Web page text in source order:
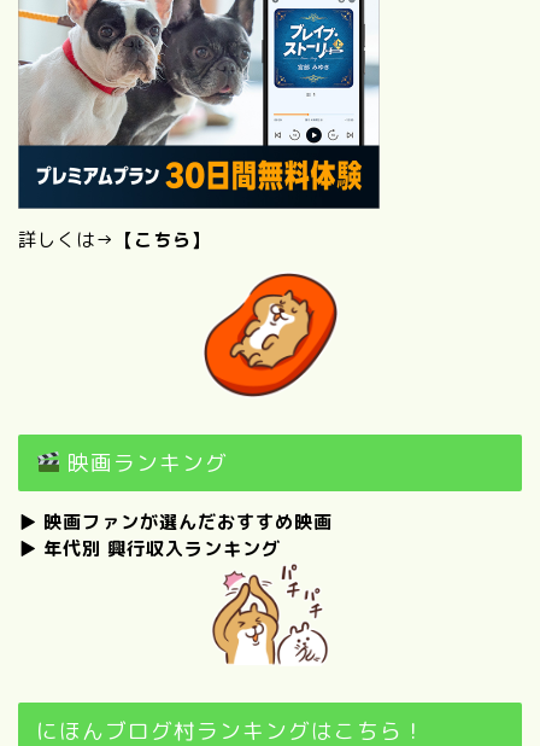
詳しくは→ 【こちら】
映画ランキング
▶ 映画ファンが選んだおすすめ映画
▶ 年代別 興行収入ランキング
にほんブログ村ランキングはこちら！